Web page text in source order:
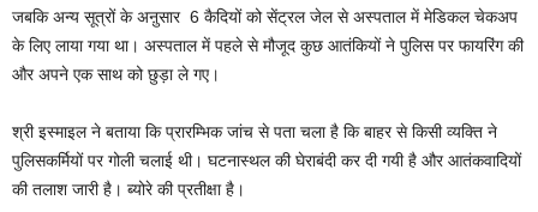
जबकि अन्य सूत्रों के अऩुसार 6 कैदियों को सेंट्रल जेल से अस्पताल में मेडिकल चेकअप
के लिए लाया गया था। अस्पताल में पहले से मौजूद कुछ आतंकियों ने पुलिस पर फायरिंग की
और अपने एक साथ को छुड़ा ले गए।
श्री इस्‍माइल ने बताया कि प्रारम्भिक जांच से पता चला है कि बाहर से किसी व्यक्ति ने
पुलिसकर्मियों पर गोली चलाई थी। घटनास्थल की घेराबंदी कर दी गयी है और आतंकवादियों
की तलाश जारी है। ब्योरे की प्रतीक्षा है।